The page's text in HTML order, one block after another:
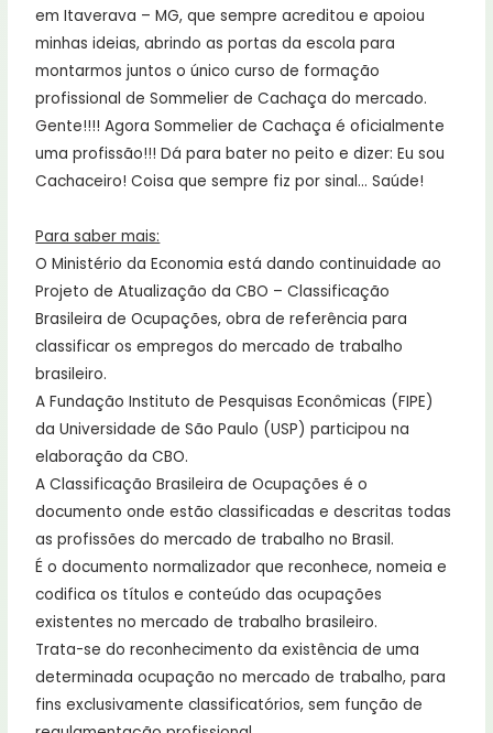
em Itaverava – MG, que sempre acreditou e apoiou
minhas ideias, abrindo as portas da escola para
montarmos juntos o único curso de formação
profissional de Sommelier de Cachaça do mercado.
Gente!!!! Agora Sommelier de Cachaça é oficialmente
uma profissão!!! Dá para bater no peito e dizer: Eu sou
Cachaceiro! Coisa que sempre fiz por sinal… Saúde!
Para saber mais:
O Ministério da Economia está dando continuidade ao
Projeto de Atualização da CBO – Classificação
Brasileira de Ocupações, obra de referência para
classificar os empregos do mercado de trabalho
brasileiro.
A Fundação Instituto de Pesquisas Econômicas (FIPE)
da Universidade de São Paulo (USP) participou na
elaboração da CBO.
A Classificação Brasileira de Ocupações é o
documento onde estão classificadas e descritas todas
as profissões do mercado de trabalho no Brasil.
É o documento normalizador que reconhece, nomeia e
codifica os títulos e conteúdo das ocupações
existentes no mercado de trabalho brasileiro.
Trata-se do reconhecimento da existência de uma
determinada ocupação no mercado de trabalho, para
fins exclusivamente classificatórios, sem função de